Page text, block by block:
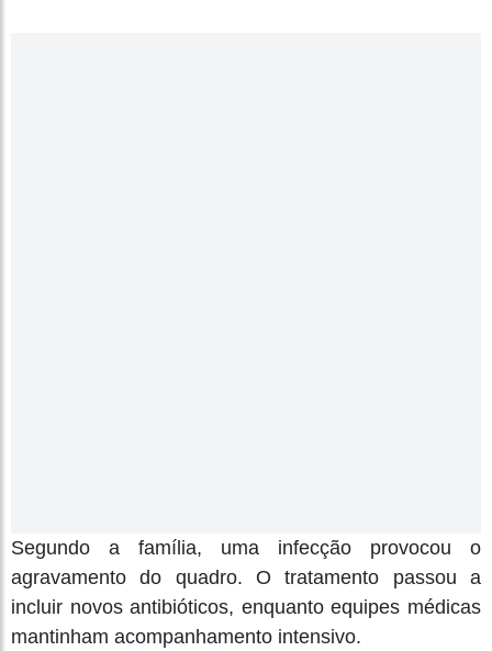
Segundo a família, uma infecção provocou o
agravamento do quadro. O tratamento passou a
incluir novos antibióticos, enquanto equipes médicas
mantinham acompanhamento intensivo.